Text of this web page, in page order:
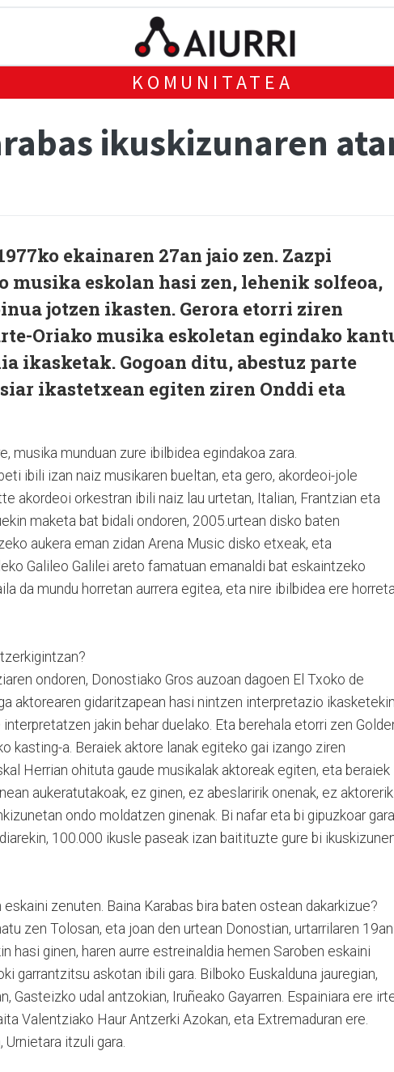
KOMUNITATEA
ikuskizunaren
ekainaren 27an jaio zen. Zazpi
eskolan hasi zen, lehenik solfeoa,
jotzen ikasten. Gerora etorri ziren
Oriako musika eskoletan egindako
ikasketak. Gogoan ditu, abestuz parte
ikastetxean egiten ziren Onddi eta
musika munduan zure ibilbidea egindakoa zara.
ibili izan naiz musikaren bueltan, eta gero, akordeoi-jole
akordeoi orkestran ibili naiz lau urtetan, Italian, Frantzian eta
maketa bat bidali ondoren, 2005.urtean disko baten
aukera eman zidan Arena Music disko etxeak, eta
Galileo Galilei areto famatuan emanaldi bat eskaintzeko
da mundu horretan aurrera egitea, eta nire ibilbidea ere
ondoren, Donostiako Gros auzoan dagoen El Txoko de
aktorearen gidaritzapean hasi nintzen interpretazio
jakin behar duelako. Eta berehala etorri zen
kasting-a. Beraiek aktore lanak egiteko gai izango ziren
Herrian ohituta gaude musikalak aktoreak egiten, eta beraiek
aukeratutakoak, ez ginen, ez abeslaririk onenak, ez aktorerik
ondo moldatzen ginenak. Bi nafar eta bi gipuzkoar
100.000 ikusle paseak izan baitituzte gure bi
zenuten. Baina Karabas bira baten ostean dakarkizue?
zen Tolosan, eta joan den urtean Donostian, urtarrilaren
hasi ginen, haren aurre estreinaldia hemen Saroben eskaini
garrantzitsu askotan ibili gara. Bilboko Euskalduna jauregian,
Gasteizko udal antzokian, Iruñeako Gayarren. Espainiara ere
Valentziako Haur Antzerki Azokan, eta Extremaduran ere.
itzuli gara.